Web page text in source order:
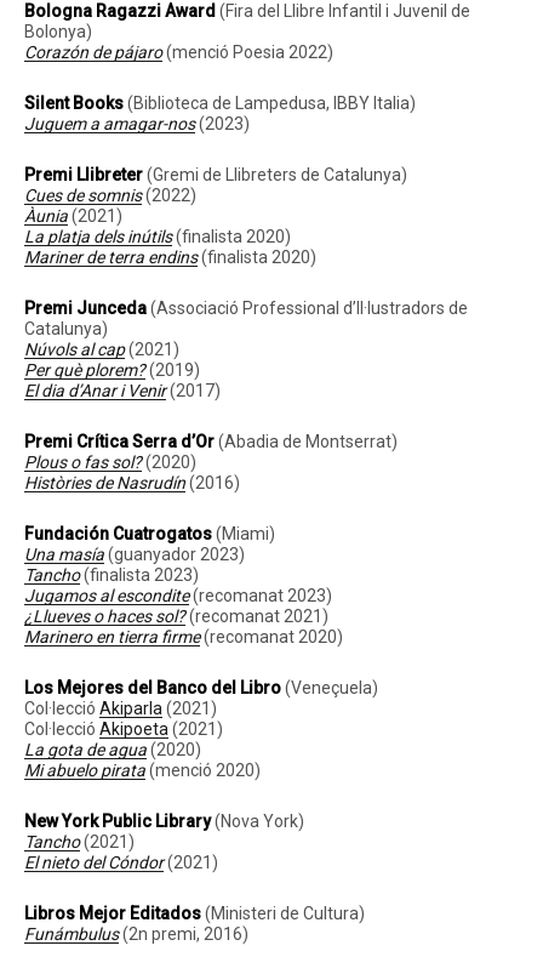
Bologna Ragazzi Award (Fira del Llibre Infantil i Juvenil de
Bolonya)
Corazón de pájaro(menció Poesia 2022)
Silent Books(Biblioteca de Lampedusa, IBBY Italia)
Juguem a amagar-nos(2023)
Premi Llibreter(Gremi de Llibreters de Catalunya)
Cues de somnis(2022)
Àunia(2021)
La platja dels inútils(finalista 2020)
Mariner de terra endins(finalista 2020)
Premi Junceda(Associació Professional d’Il·lustradors de
Catalunya)
Núvols al cap(2021)
Per què plorem?(2019)
El dia d’Anar i Venir(2017)
Premi Crítica Serra d’Or(Abadia de Montserrat)
Plous o fas sol?(2020)
Històries de Nasrudín(2016)
Fundación Cuatrogatos(Miami)
Una masía(guanyador 2023)
Tancho(finalista 2023)
Jugamos al escondite(recomanat 2023)
¿Llueves o haces sol?(recomanat 2021)
Marinero en tierra firme(recomanat 2020)
Los Mejores del Banco del Libro(Veneçuela)
Col·lecció Akiparla (2021)
Col·lecció Akipoeta (2021)
La gota de agua(2020)
Mi abuelo pirata(menció 2020)
New York Public Library(Nova York)
Tancho(2021)
El nieto del Cóndor(2021)
Libros Mejor Editados(Ministeri de Cultura)
Funámbulus(2n premi, 2016)